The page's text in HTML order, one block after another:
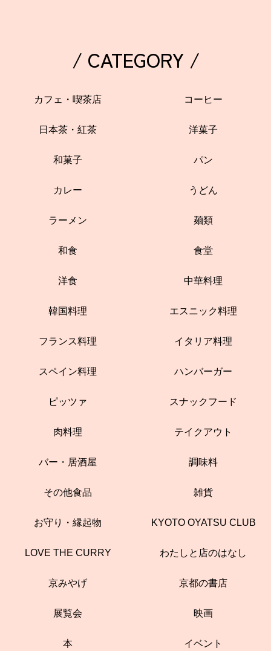
/ CATEGORY /
カフェ・喫茶店 コーヒー
日本茶・紅茶 洋菓子
和菓子 パン
カレー うどん
ラーメン 麺類
和食 食堂
洋食 中華料理
韓国料理 エスニック料理
フランス料理 イタリア料理
スペイン料理 ハンバーガー
ピッツァ スナックフード
肉料理 テイクアウト
バー・居酒屋 調味料
その他食品 雑貨
お守り・縁起物 KYOTO OYATSU CLUB
LOVE THE CURRY わたしと店のはなし
京みやげ 京都の書店
展覧会 映画
本 イベント